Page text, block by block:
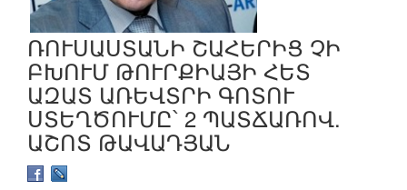
ՌՈՒՍԱՍՏԱՆԻ ՇԱՀԵՐԻՑ ՉԻ
ԲԽՈՒՄ ԹՈՒՐՔԻԱՅԻ ՀԵՏ
ԱԶԱՏ ԱՌԵՎՏՐԻ ԳՈՏՈՒ
ՍՏԵՂԾՈՒՄԸ՝ 2 ՊԱՏՃԱՌՈՎ.
ԱՇՈՏ ԹԱՎԱԴՅԱՆ